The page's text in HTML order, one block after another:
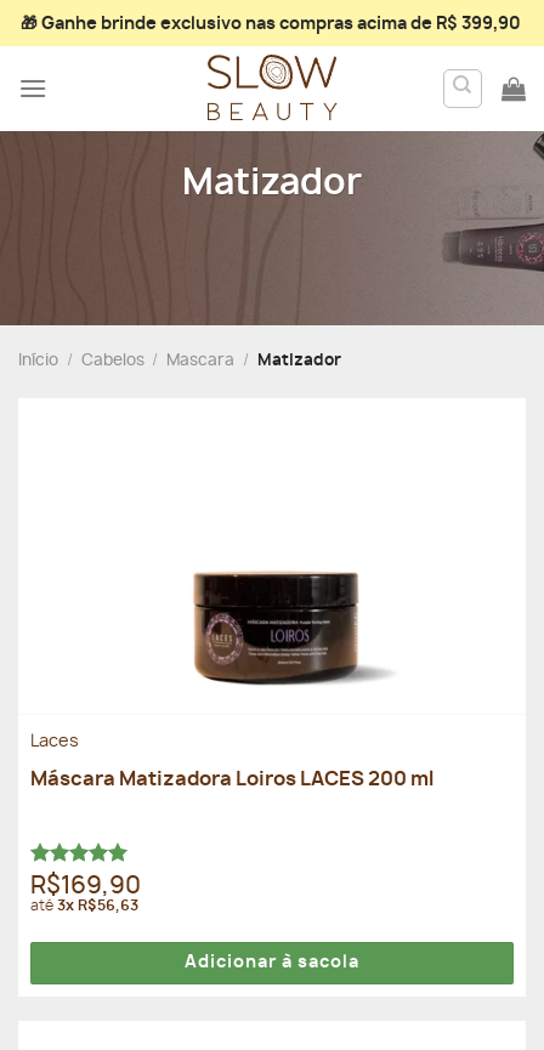
Skip
to
🎁 Ganhe brinde exclusivonas compras acima de R$ 399,90
Matizador
Início / Cabelos / Mascara / Matizador
Laces
Máscara Matizadora Loiros LACES 200 ml
Avaliação
5.00de 5
R$169,90
até3x R$56,63
Adicionar à sacola